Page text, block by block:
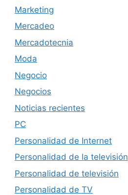
Marketing
Mercadeo
Mercadotecnia
Moda
Negocio
Negocios
Noticias recientes
PC
Personalidad de Internet
Personalidad de la televisión
Personalidad de televisión
Personalidad de TV